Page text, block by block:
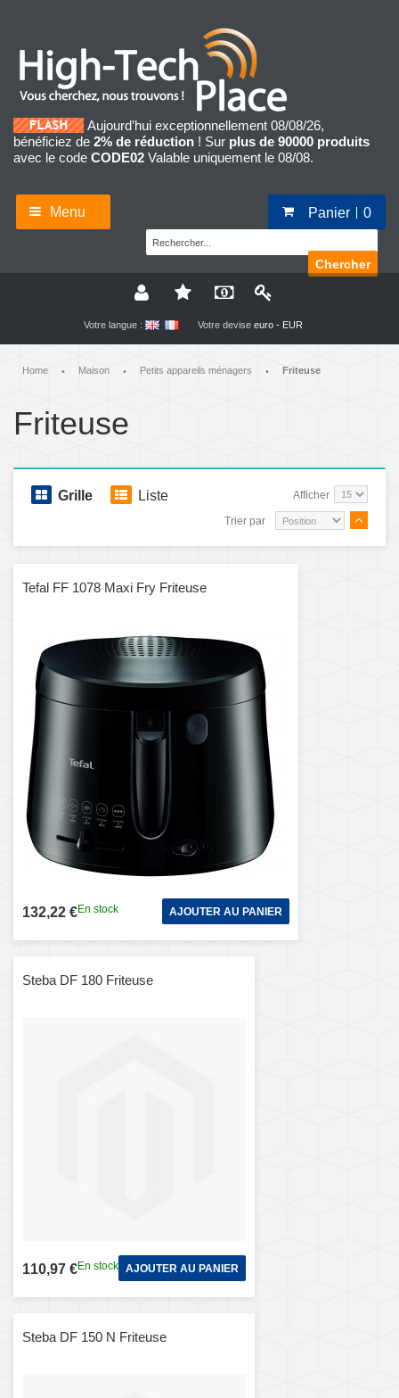
Aujourd’hui exceptionnellement 08/08/26,
bénéficiez de 2% de réduction ! Sur plus de 90000 produits
avec le code CODE02 Valable uniquement le 08/08.
Menu Panier 0
Chercher
Votre langue : Votre devise euro - EUR
Home • Maison • Petits appareils ménagers • Friteuse
Friteuse
Grille Liste Afficher
Trier par
Tefal FF 1078 Maxi Fry Friteuse
132,22 €En stock AJOUTER AU PANIER
Steba DF 180 Friteuse
110,97 €En stock AJOUTER AU PANIER
Steba DF 150 N Friteuse